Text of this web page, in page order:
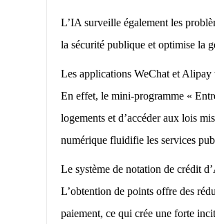
L’IA surveille également les
la sécurité publique et optimise la
Les applications WeChat et Alipay
En effet, le mini-programme «
logements et d’accéder aux lois
numérique fluidifie les services
Le système de notation de crédit
L’obtention de points offre des
paiement, ce qui crée une forte